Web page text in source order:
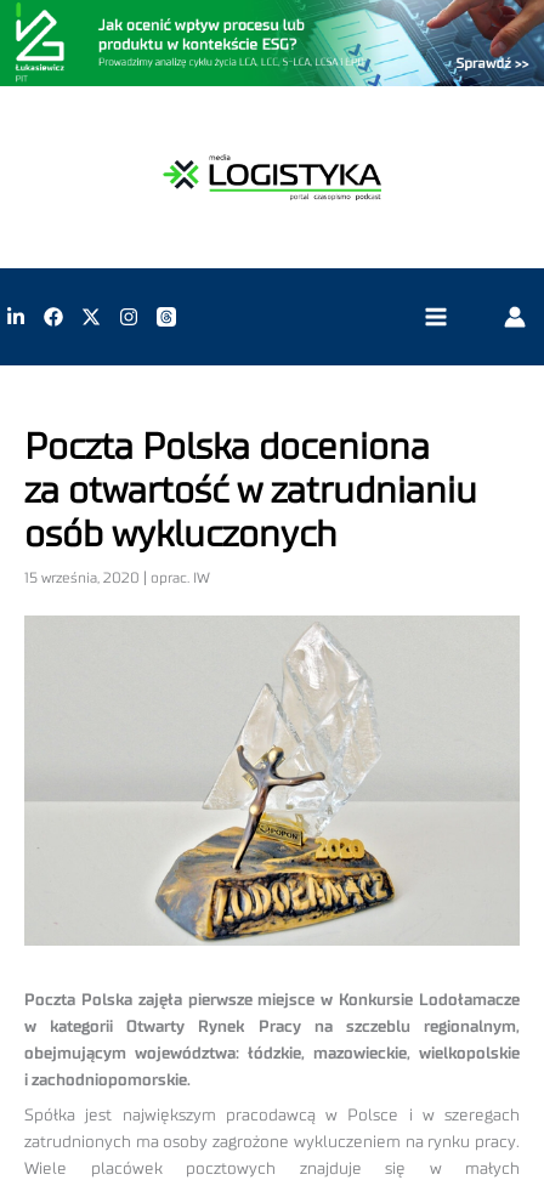
Poczta Polska doceniona
za otwartość w zatrudnianiu
osób wykluczonych
15 września, 2020 | oprac. IW
Poczta Polska zajęła pierwsze miejsce w Konkursie Lodołamacze
w kategorii Otwarty Rynek Pracy na szczeblu regionalnym,
obejmującym województwa: łódzkie, mazowieckie, wielkopolskie
i zachodniopomorskie.
Spółka jest największym pracodawcą w Polsce i w szeregach
zatrudnionych ma osoby zagrożone wykluczeniem na rynku pracy.
Wiele placówek pocztowych znajduje się w małych